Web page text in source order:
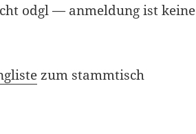
odgl — anmeldung ist keine
zum stammtisch